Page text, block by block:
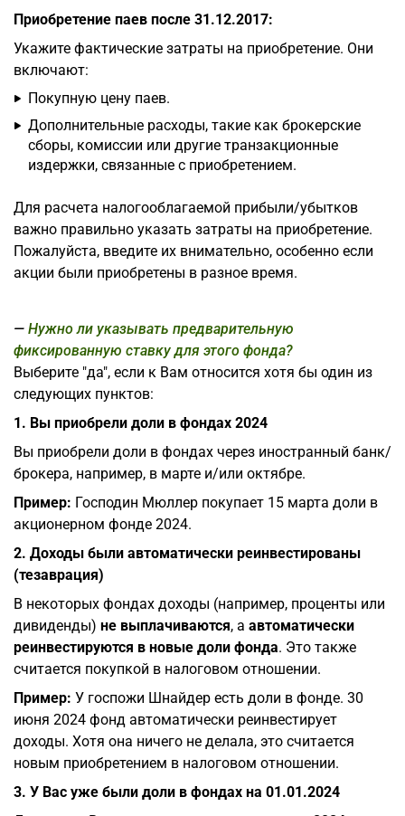
Приобретение паев после 31.12.2017:
Укажите фактические затраты на приобретение. Они
включают:
Покупную цену паев.
Дополнительные расходы, такие как брокерские
сборы, комиссии или другие транзакционные
издержки, связанные с приобретением.
Для расчета налогооблагаемой прибыли/убытков
важно правильно указать затраты на приобретение.
Пожалуйста, введите их внимательно, особенно если
акции были приобретены в разное время.
Нужно ли указывать предварительную
фиксированную ставку для этого фонда?
Выберите "да", если к Вам относится хотя бы один из
следующих пунктов:
1. Вы приобрели доли в фондах 2024
Вы приобрели доли в фондах через иностранный банк/
брокера, например, в марте и/или октябре.
Пример: Господин Мюллер покупает 15 марта доли в
акционерном фонде 2024.
2. Доходы были автоматически реинвестированы
(тезаврация)
В некоторых фондах доходы (например, проценты или
дивиденды) не выплачиваются, а автоматически
реинвестируются в новые доли фонда. Это также
считается покупкой в налоговом отношении.
Пример: У госпожи Шнайдер есть доли в фонде. 30
июня 2024 фонд автоматически реинвестирует
доходы. Хотя она ничего не делала, это считается
новым приобретением в налоговом отношении.
3. У Вас уже были доли в фондах на 01.01.2024